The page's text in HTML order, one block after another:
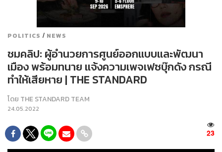
POLITICS / NEWS
ชมคลิป: ผู้อำนวยการศูนย์ออกแบบและพัฒนา
เมือง พร้อมทนาย แจ้งความเพจเฟซบุ๊กดัง กรณี
ทำให้เสียหาย | THE STANDARD
โดย THE STANDARD TEAM
24.05.2022
23